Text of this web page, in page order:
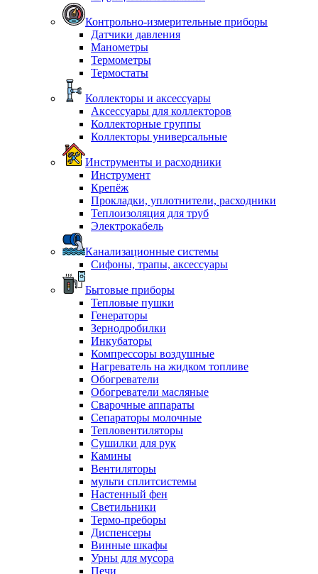
Контрольно-измерительные приборы
Датчики давления
Манометры
Термометры
Термостаты
Коллекторы и аксессуары
Аксессуары для коллекторов
Коллекторные группы
Коллекторы универсальные
Инструменты и расходники
Инструмент
Крепёж
Прокладки, уплотнители, расходники
Теплоизоляция для труб
Электрокабель
Канализационные системы
Сифоны, трапы, аксессуары
Бытовые приборы
Тепловые пушки
Генераторы
Зернодробилки
Инкубаторы
Компрессоры воздушные
Нагреватель на жидком топливе
Обогреватели
Обогреватели масляные
Сварочные аппараты
Сепараторы молочные
Тепловентиляторы
Сушилки для рук
Камины
Вентиляторы
мульти сплитсистемы
Настенный фен
Светильники
Термо-преборы
Диспенсеры
Винные шкафы
Урны для мусора
Печи